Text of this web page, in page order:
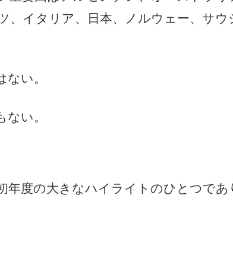
、イタリア、日本、ノルウェー、サウ
い。
い。
年度の大きなハイライトのひとつであ